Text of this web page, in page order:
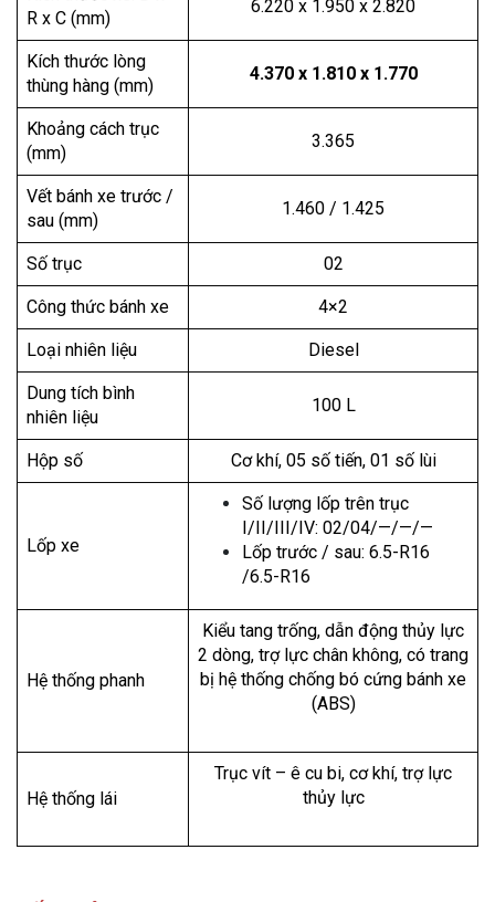
R x C (mm)
6.220 x 1.950 x 2.820
Kích thước lòng
thùng hàng (mm)
4.370 x 1.810 x 1.770
Khoảng cách trục
(mm)
3.365
Vết bánh xe trước /
sau (mm)
1.460 / 1.425
Số trục 02
Công thức bánh xe 4×2
Loại nhiên liệu Diesel
Dung tích bình
nhiên liệu
100 L
Hộp số Cơ khí, 05 số tiến, 01 số lùi
Lốp xe
Số lượng lốp trên trục
I/II/III/IV: 02/04/—/—/—
Lốp trước / sau: 6.5-R16
/6.5-R16
Hệ thống phanh
Kiểu tang trống, dẫn động thủy lực
2 dòng, trợ lực chân không, có trang
bị hệ thống chống bó cứng bánh xe
(ABS)
Hệ thống lái
Trục vít – ê cu bi, cơ khí, trợ lực
thủy lực